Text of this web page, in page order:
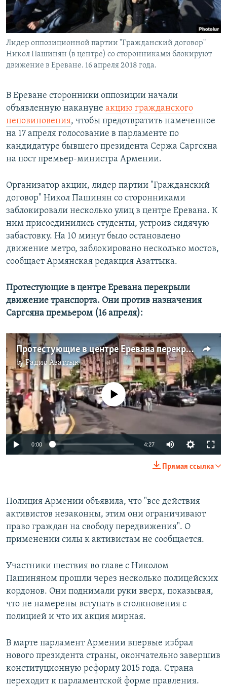
Лидер оппозиционной партии "Гражданский договор"
Никол Пашинян (в центре) со сторонниками блокируют
движение в Ереване. 16 апреля 2018 года.
В Ереване сторонники оппозиции начали
объявленную накануне акцию гражданского
неповиновения, чтобы предотвратить намеченное
на 17 апреля голосование в парламенте по
кандидатуре бывшего президента Сержа Саргсяна
на пост премьер-министра Армении.
Организатор акции, лидер партии "Гражданский
договор" Никол Пашинян со сторонниками
заблокировали несколько улиц в центре Еревана. К
ним присоединились студенты, устроив сидячую
забастовку. На 10 минут было остановлено
движение метро, заблокировано несколько мостов,
сообщает Армянская редакция Азаттыка.
Протестующие в центре Еревана перекрыли
движение транспорта. Они против назначения
Саргсяна премьером (16 апреля):
Протестующие в центре Еревана перекрыли движение транспорта: они против назначения Саргсяна премьером
byРадио Азаттык
No media source currently available
0:00 4:27
Прямая ссылка
Полиция Армении объявила, что "все действия
активистов незаконны, этим они ограничивают
право граждан на свободу передвижения". О
применении силы к активистам не сообщается.
Участники шествия во главе с Николом
Пашиняном прошли через несколько полицейских
кордонов. Они поднимали руки вверх, показывая,
что не намерены вступать в столкновения с
полицией и что их акция мирная.
В марте парламент Армении впервые избрал
нового президента страны, окончательно завершив
конституционную реформу 2015 года. Страна
переходит к парламентской форме правления.